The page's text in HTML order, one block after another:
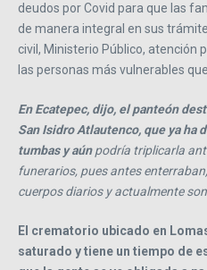
deudos por Covid para que las
de manera integral en sus
civil, Ministerio Público, atención
las personas más vulnerables
En Ecatepec, dijo, el panteón
San Isidro Atlautenco, que ya ha
tumbas y aúnpodría triplicarla
funerarios, pues antes
cuerpos diarios y actualmente
El crematorio ubicado en
saturado y tiene un tiempo de